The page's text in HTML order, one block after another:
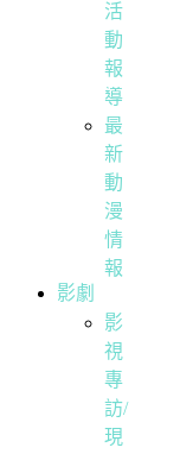
活
動
報
導
最
新
動
漫
情
報
影劇
影
視
專
訪/
現